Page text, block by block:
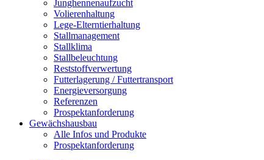
Junghennenaufzucht
Volierenhaltung
Lege-Elterntierhaltung
Stallmanagement
Stallklima
Stallbeleuchtung
Reststoffverwertung
Futterlagerung / Futtertransport
Energieversorgung
Referenzen
Prospektanforderung
Gewächshausbau
Alle Infos und Produkte
Prospektanforderung